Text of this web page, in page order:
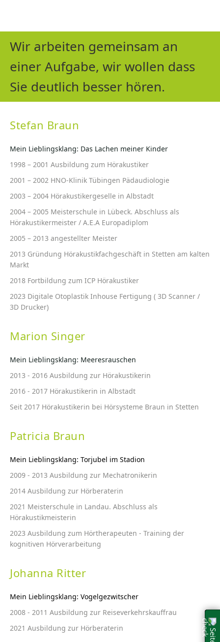
Wir arbeiten gemeinsam an
einer Aufgabe, wir wollen dass
Sie deutlich besser hören.
Stefan Braun
Mein Lieblingsklang: Das Lachen meiner Kinder
1998 – 2001 Ausbildung zum Hörakustiker
2001 – 2002 HNO-Klinik Tübingen Pädaudiologie
2003 – 2004 Hörakustikergeselle in Albstadt
2004 – 2005 Meisterschule in Lübeck. Abschluss als
Hörakustikermeister / A.E.A Europadiplom
2005 – 2013 angestellter Meister
2013 Gründung Hörakustikfachgeschäft in Stetten am kalten
Markt
2018 Fortbildung zum ICP Hörakustiker
2023 Digitale Otoplastik Inhouse Fertigung ( 3D Scanner /
3D Drucker)
Marion Singer
Mein Lieblingsklang: Meeresrauschen
2013 - 2016 Ausbildung zur Hörakustikerin
2016 - 2017 Hörakustikerin in Albstadt
Seit 2017 Hörakustikerin bei Hörsysteme Braun in Stetten
Patricia Braun
Mein Lieblingsklang: Torjubel im Stadion
2009 - 2013 Ausbildung zur Mechatronikerin
2014 Ausbildung zur Hörberaterin
2021 Meisterschule in Landau. Abschluss als
Hörakustikmeisterin
2023 Ausbildung zum Hörtherapeuten - Training der
kognitiven Hörverarbeitung
Johanna Ritter
Mein Lieblingsklang: Vogelgezwitscher
2008 - 2011 Ausbildung zur Reiseverkehrskauffrau
2021 Ausbildung zur Hörberaterin